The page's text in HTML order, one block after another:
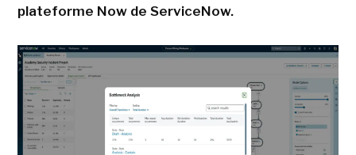
plateforme Now de ServiceNow.